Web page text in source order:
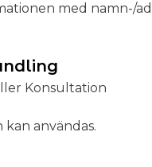
med namn-/
Konsultation
användas.